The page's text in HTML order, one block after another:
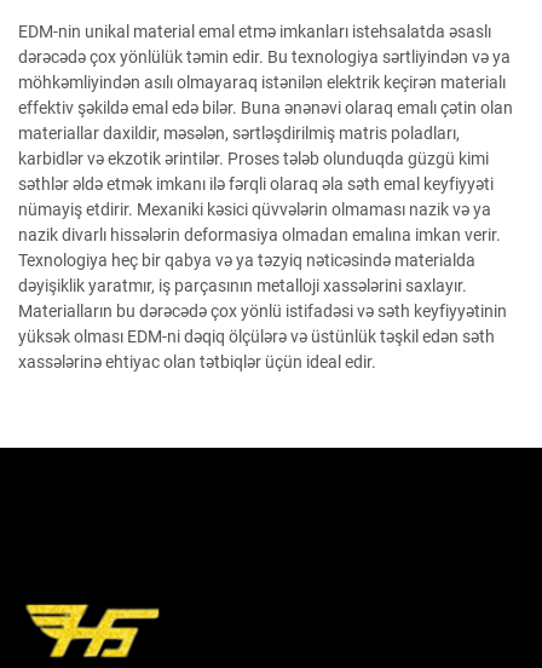
EDM-nin unikal material emal etmə imkanları istehsalatda əsaslı
dərəcədə çox yönlülük təmin edir. Bu texnologiya sərtliyindən və ya
möhkəmliyindən asılı olmayaraq istənilən elektrik keçirən materialı
effektiv şəkildə emal edə bilər. Buna ənənəvi olaraq emalı çətin olan
materiallar daxildir, məsələn, sərtləşdirilmiş matris poladları,
karbidlər və ekzotik ərintilər. Proses tələb olunduqda güzgü kimi
səthlər əldə etmək imkanı ilə fərqli olaraq əla səth emal keyfiyyəti
nümayiş etdirir. Mexaniki kəsici qüvvələrin olmaması nazik və ya
nazik divarlı hissələrin deformasiya olmadan emalına imkan verir.
Texnologiya heç bir qabya və ya təzyiq nəticəsində materialda
dəyişiklik yaratmır, iş parçasının metalloji xassələrini saxlayır.
Materialların bu dərəcədə çox yönlü istifadəsi və səth keyfiyyətinin
yüksək olması EDM-ni dəqiq ölçülərə və üstünlük təşkil edən səth
xassələrinə ehtiyac olan tətbiqlər üçün ideal edir.